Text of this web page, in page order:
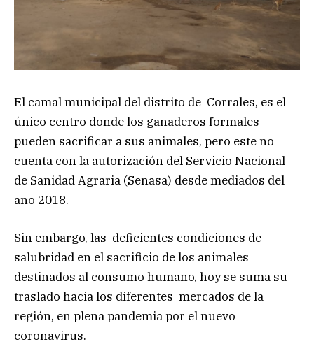
El camal municipal del distrito de Corrales, es el
único centro donde los ganaderos formales
pueden sacrificar a sus animales, pero este no
cuenta con la autorización del Servicio Nacional
de Sanidad Agraria (Senasa) desde mediados del
año 2018.
Sin embargo, las deficientes condiciones de
salubridad en el sacrificio de los animales
destinados al consumo humano, hoy se suma su
traslado hacia los diferentes mercados de la
región, en plena pandemia por el nuevo
coronavirus.